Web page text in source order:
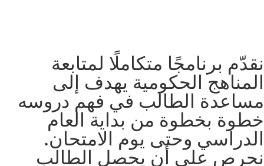
نقدّم برنامجًا متكاملًا لمتابعة
المناهج الحكومية يهدف إلى
مساعدة الطالب في فهم دروسه
خطوة بخطوة من بداية العام
الدراسي وحتى يوم الامتحان.
نحرص على أن يحصل الطالب